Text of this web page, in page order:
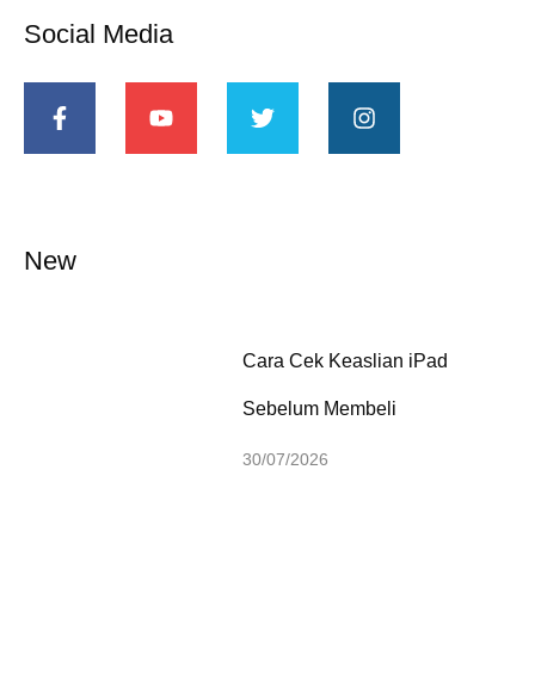
Social Media
New
Cara Cek Keaslian iPad
Sebelum Membeli
30/07/2026